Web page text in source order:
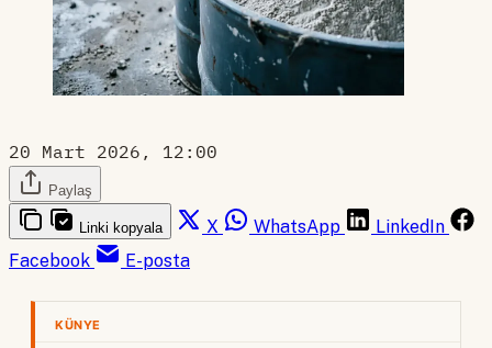
20 Mart 2026, 12:00
Paylaş
Linki kopyala X WhatsApp
LinkedIn
Facebook
E-posta
KÜNYE